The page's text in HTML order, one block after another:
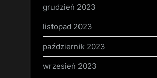
grudzień 2023
listopad 2023
październik 2023
wrzesień 2023